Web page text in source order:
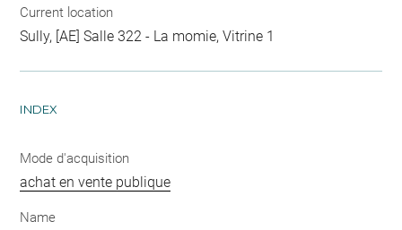
Current location
Sully, [AE] Salle 322 - La momie, Vitrine 1
INDEX
Mode d'acquisition
achat en vente publique
Name